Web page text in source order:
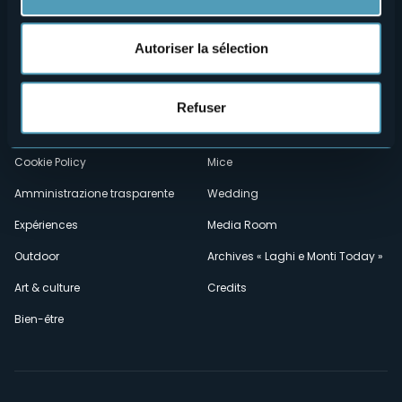
Autoriser la sélection
Refuser
secondario
Privacy
Cookie Policy
Amministrazione trasparente
Expériences
Outdoor
Art & culture
Bien-être
Hébergements
Mice
Wedding
Media Room
Archives « Laghi e Monti Today »
Credits